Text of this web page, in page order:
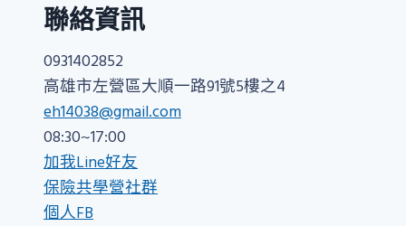
聯絡資訊
0931402852
高雄市左營區大順一路91號5樓之4
eh14038@gmail.com
08:30~17:00
加我Line好友
保險共學營社群
個人FB